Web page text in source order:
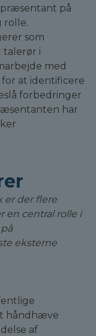
på
rolle.
som
talerør i
med
at identificere
forbedringer
har
er der flere
en central rolle i
eksterne
håndhæve
af